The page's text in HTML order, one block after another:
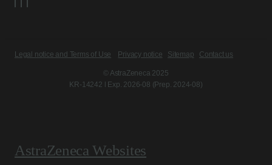
Legal notice and Terms of Use Privacy notice Sitemap Contact us
© AstraZeneca 2025
KR-14242 l Exp. 2026-08 (Prep. 2024-08)
AstraZeneca Websites